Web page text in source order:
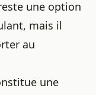
une option
mais il
au
une